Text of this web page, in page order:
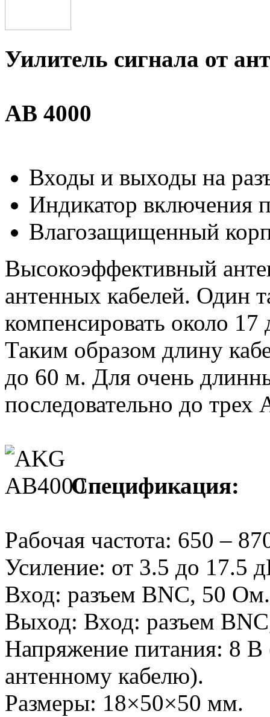
Уилитель сигнала от
AB 4000
Входы и выходы на
Индикатор включения
Влагозащищенный
Высокоэффективный
антенных кабелей. Один
компенсировать около 17
Таким образом длину
до 60 м. Для очень
последовательно до
Спецификация:
Рабочая частота: 650 –
Усиление: от 3.5 до 17.5
Вход: разъем BNC, 50
Выход: Вход: разъем
Напряжение питания: 8 В
антенному кабелю).
Размеры: 18×50×50 мм.